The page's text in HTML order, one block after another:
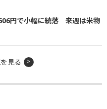
円で小幅に続落 来週は米物
見る